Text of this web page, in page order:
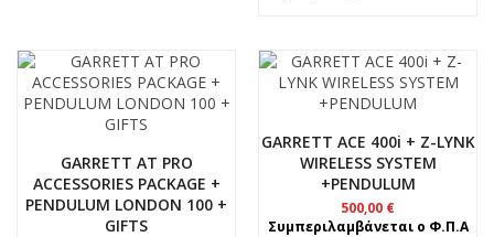
GARRETT AT PRO
ACCESSORIES PACKAGE +
PENDULUM LONDON 100 +
GIFTS
GARRETT ACE 400i + Z-LYNK
WIRELESS SYSTEM
+PENDULUM
500,00 €
Συμπεριλαμβάνεται ο Φ.Π.Α